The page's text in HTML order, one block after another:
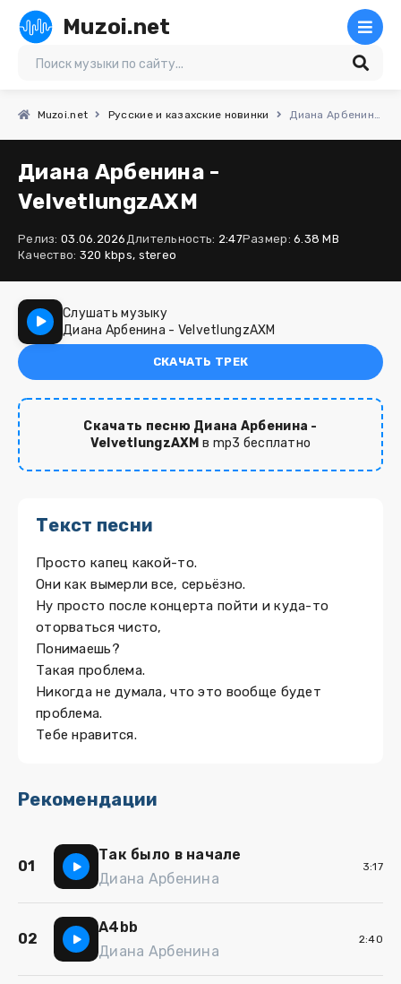
Muzoi.net
Muzoi.net Русские и казахские новинки Диана Арбенина - VelvetlungzAXM
Диана Арбенина -
VelvetlungzAXM
Релиз: 03.06.2026Длительность: 2:47Размер: 6.38 MB
Качество: 320 kbps, stereo
Слушать музыку
Диана Арбенина - VelvetlungzAXM
СКАЧАТЬ ТРЕК
Скачать песню Диана Арбенина -
VelvetlungzAXM в mp3 бесплатно
Текст песни
Просто капец какой-то.
Они как вымерли все, серьёзно.
Ну просто после концерта пойти и куда-то
оторваться чисто,
Понимаешь?
Такая проблема.
Никогда не думала, что это вообще будет
проблема.
Тебе нравится.
Рекомендации
01
Так было в начале
Диана Арбенина
3:17
02
А4bb
Диана Арбенина
2:40